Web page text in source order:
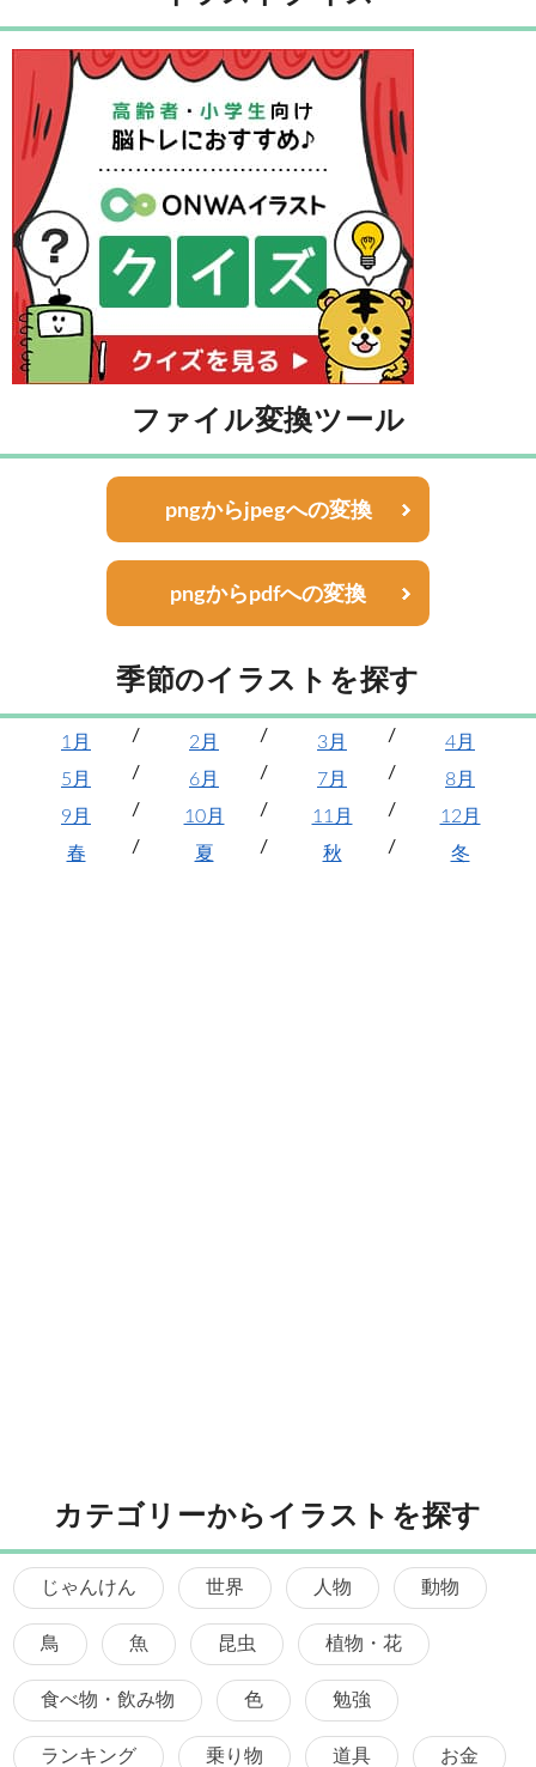
ファイル変換ツール
pngからjpegへの変換
pngからpdfへの変換
季節のイラストを探す
1月 2月 3月
4月
5月
6月 7月
8月
9月
10月 11月
12月
春
夏 秋 冬
カテゴリーからイラストを探す
じゃんけん 世界 人物 動物
鳥 魚 昆虫 植物・花
食べ物・飲み物 色 勉強
ランキング 乗り物 道具 お金